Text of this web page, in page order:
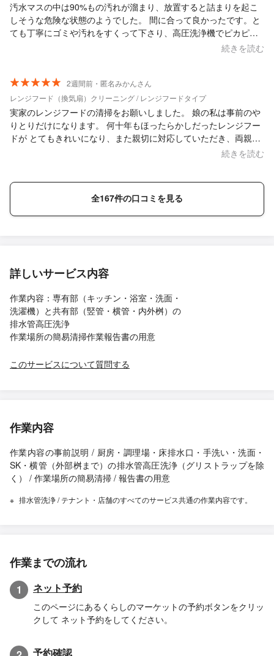
汚水マスの中は90%もの汚れが溜まり、放置すると詰まりを起こ
しそうな危険な状態のようでした。 間に合って良かったです。と
ても丁寧にゴミや汚れをすくって下さり、高圧洗浄機でピカピカ
ざいました。
続きを読む
2週間前・匿名みかんさん
レンジフード（換気扇）クリーニング / レンジフードタイプ
実家のレンジフードの清掃をお願いしました。 娘の私は事前のや
りとりだけになります。 何十年もほったらかしだったレンジフー
ドが とてもきれいになり、また親切に対応していただき、両親も
続きを読む
全167件の口コミを見る
詳しいサービス内容
作業内容：専有部（キッチン・浴室・洗面・
洗濯機）と共有部（竪管・横管・内外桝）の
排水管高圧洗浄
作業場所の簡易清掃作業報告書の用意
このサービスについて質問する
作業内容
作業内容の事前説明 / 厨房・調理場・床排水口・手洗い・洗面・
SK・横管（外部桝まで）の排水管高圧洗浄（グリストラップを除
く） / 作業場所の簡易清掃 / 報告書の用意
排水管洗浄 / テナント・店舗のすべてのサービス共通の作業内容です。
作業までの流れ
1 ネット予約
このページにあるくらしのマーケットの予約ボタンをクリッ
クして ネット予約をしてください。
予約確認